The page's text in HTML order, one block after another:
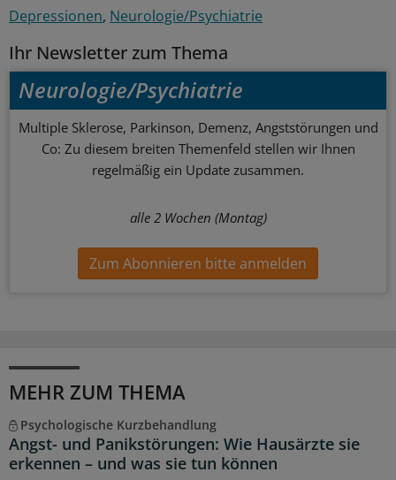
Depressionen Neurologie/Psychiatrie
Ihr Newsletter zum Thema
Neurologie/Psychiatrie
Multiple Sklerose, Parkinson, Demenz, Angststörungen und
Co: Zu diesem breiten Themenfeld stellen wir Ihnen
regelmäßig ein Update zusammen.
alle 2 Wochen (Montag)
Zum Abonnieren bitte anmelden
MEHR ZUM THEMA
Psychologische Kurzbehandlung
Angst- und Panikstörungen: Wie Hausärzte sie
erkennen – und was sie tun können